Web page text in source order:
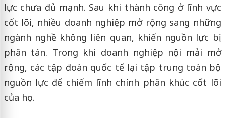
lực chưa đủ mạnh. Sau khi thành công ở lĩnh vực
cốt lõi, nhiều doanh nghiệp mở rộng sang những
ngành nghề không liên quan, khiến nguồn lực bị
phân tán. Trong khi doanh nghiệp nội mải mở
rộng, các tập đoàn quốc tế lại tập trung toàn bộ
nguồn lực để chiếm lĩnh chính phân khúc cốt lõi
của họ.